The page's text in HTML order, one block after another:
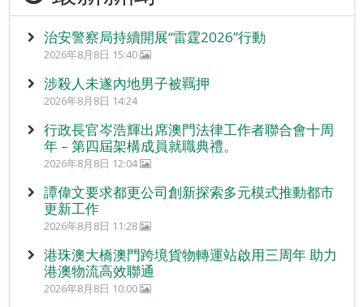
治安警察局持續開展“雷霆2026”行動
2026年8月8日 15:40
涉殺人未遂內地男子被羈押
2026年8月8日 14:24
行政長官岑浩輝出席澳門法律工作者聯合會十周
年 – 第四屆架構成員就職典禮。
2026年8月8日 12:04
譚偉文要求都更公司創新探索多元模式推動都市
更新工作
2026年8月8日 11:28
港珠澳大橋澳門跨境貨物轉運站啟用三周年 助力
港澳物流高效聯通
2026年8月8日 10:00